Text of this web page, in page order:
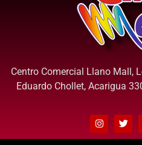
Centro Comercial Llano Mall,
Eduardo Chollet, Acarigua